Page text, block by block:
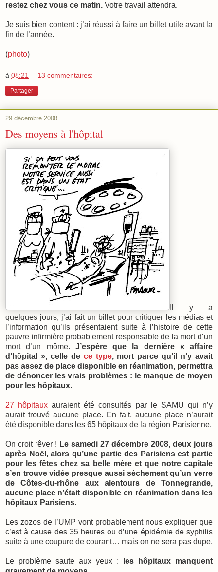
restez chez vous ce matin. Votre travail attendra.
Je suis bien content : j’ai réussi à faire un billet utile avant la
fin de l’année.
(photo)
à 08:21 13 commentaires:
Partager
29 décembre 2008
Des moyens à l'hôpital
Il y a
quelques jours, j’ai fait un billet pour critiquer les médias et
l’information qu’ils présentaient suite à l’histoire de cette
pauvre infirmière probablement responsable de la mort d’un
mort d’un môme. J’espère que la dernière « affaire
d’hôpital », celle de ce type, mort parce qu’il n’y avait
pas assez de place disponible en réanimation, permettra
de dénoncer les vrais problèmes : le manque de moyen
pour les hôpitaux.
27 hôpitaux auraient été consultés par le SAMU qui n’y
aurait trouvé aucune place. En fait, aucune place n’aurait
été disponible dans les 65 hôpitaux de la région Parisienne.
On croit rêver ! Le samedi 27 décembre 2008, deux jours
après Noël, alors qu’une partie des Parisiens est partie
pour les fêtes chez sa belle mère et que notre capitale
s’en trouve vidée presque aussi sèchement qu’un verre
de Côtes-du-rhône aux alentours de Tonnegrande,
aucune place n’était disponible en réanimation dans les
hôpitaux Parisiens.
Les zozos de l’UMP vont probablement nous expliquer que
c’est à cause des 35 heures ou d’une épidémie de syphilis
suite à une coupure de courant… mais on ne sera pas dupe.
Le problème saute aux yeux :
les hôpitaux manquent